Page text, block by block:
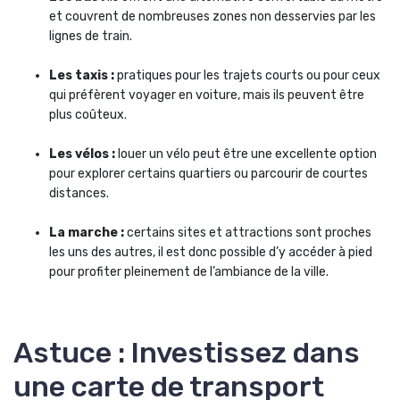
et couvrent de nombreuses zones non desservies par les
lignes de train.
Les taxis :pratiques pour les trajets courts ou pour ceux
qui préfèrent voyager en voiture, mais ils peuvent être
plus coûteux.
Les vélos : louer un vélo peut être une excellente option
pour explorer certains quartiers ou parcourir de courtes
distances.
La marche :certains sites et attractions sont proches
les uns des autres, il est donc possible d’y accéder à pied
pour profiter pleinement de l’ambiance de la ville.
Astuce : Investissez dans
une carte de transport